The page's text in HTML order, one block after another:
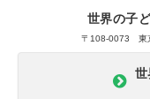
世界の子
〒108-0073 東
世